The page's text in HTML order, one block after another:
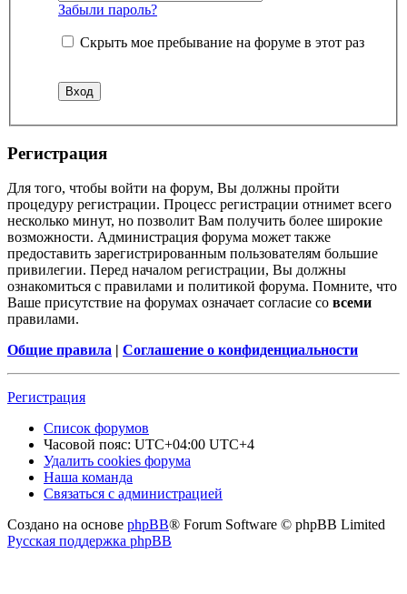
Забыли пароль?
Скрыть мое пребывание на форуме в этот раз
Регистрация
Для того, чтобы войти на форум, Вы должны пройти
процедуру регистрации. Процесс регистрации отнимет всего
несколько минут, но позволит Вам получить более широкие
возможности. Администрация форума может также
предоставить зарегистрированным пользователям большие
привилегии. Перед началом регистрации, Вы должны
ознакомиться с правилами и политикой форума. Помните, что
Ваше присутствие на форумах означает согласие со всеми
правилами.
Общие правила | Соглашение о конфиденциальности
Регистрация
Список форумов
Часовой пояс: UTC+04:00 UTC+4
Удалить cookies форума
Наша команда
Связаться с администрацией
Создано на основе phpBB® Forum Software © phpBB Limited
Русская поддержка phpBB